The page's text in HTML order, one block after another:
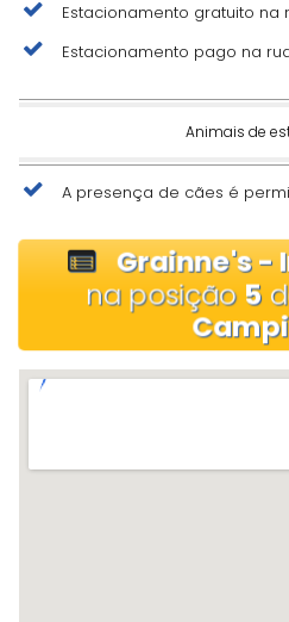
Estacionamento gratuito na
Estacionamento pago na
Animais de
A presença de cães é
Grainne's -
na posição 5